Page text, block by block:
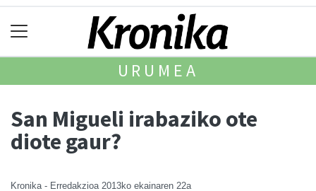
URUMEA
San Migueli irabaziko ote
diote gaur?
Kronika - Erredakzioa 2013ko ekainaren 22a